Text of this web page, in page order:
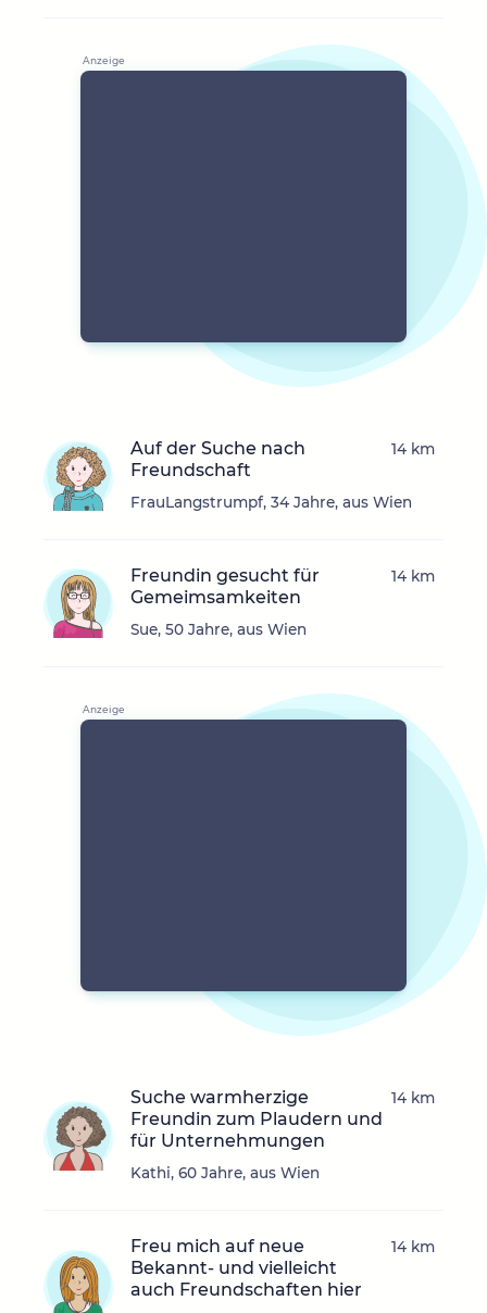
Auf der Suche nach
Freundschaft
FrauLangstrumpf, 34 Jahre, aus Wien
14 km
Freundin gesucht für
Gemeimsamkeiten
Sue, 50 Jahre, aus Wien
14 km
Suche warmherzige
Freundin zum Plaudern und
für Unternehmungen
Kathi, 60 Jahre, aus Wien
14 km
Freu mich auf neue
Bekannt- und vielleicht
auch Freundschaften hier
14 km